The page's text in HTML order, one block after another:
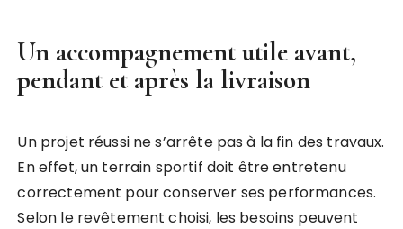
Un accompagnement utile avant,
pendant et après la livraison
Un projet réussi ne s’arrête pas à la fin des travaux.
En effet, un terrain sportif doit être entretenu
correctement pour conserver ses performances.
Selon le revêtement choisi, les besoins peuvent